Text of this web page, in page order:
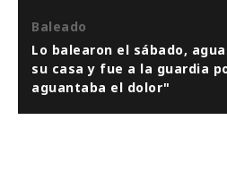
Baleado
Lo balearon el sábado,
su casa y fue a la guardia
aguantaba el dolor"